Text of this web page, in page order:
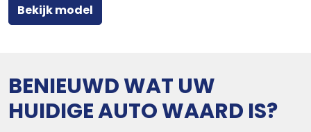
Bekijk model
BENIEUWD WAT UW
HUIDIGE AUTO WAARD IS?